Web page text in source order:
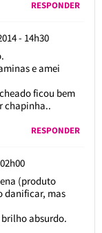
RESPONDER
- 14h30
e amei
ficou bem
chapinha..
RESPONDER
(produto
danificar, mas
brilho absurdo.